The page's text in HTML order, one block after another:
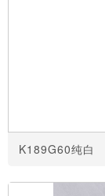
K189G60纯白